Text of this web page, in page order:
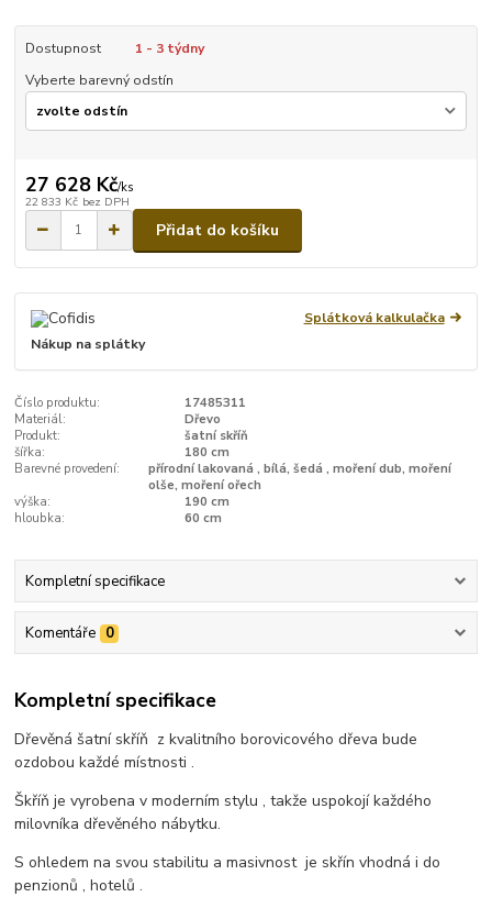
Dostupnost
1 - 3 týdny
Vyberte barevný odstín
27 628 Kč/ks
22 833 Kč bez DPH
Přidat do košíku
Splátková kalkulačka
Nákup na splátky
Číslo produktu:
17485311
Materiál:
Dřevo
Produkt:
šatní skříň
šířka:
180 cm
Barevné provedení:
přírodní lakovaná , bílá, šedá , moření dub, moření
olše, moření ořech
výška:
190 cm
hloubka:
60 cm
Kompletní specifikace
Komentáře 0
Kompletní specifikace
Dřevěná šatní skříň z kvalitního borovicového dřeva bude
ozdobou každé místnosti .
Škříň je vyrobena v moderním stylu , takže uspokojí každého
milovníka dřevěného nábytku.
S ohledem na svou stabilitu a masivnost je skřín vhodná i do
penzionů , hotelů .